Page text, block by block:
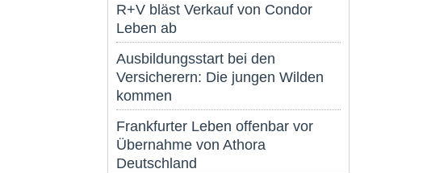
R+V bläst Verkauf von Condor
Leben ab
Ausbildungsstart bei den
Versicherern: Die jungen Wilden
kommen
Frankfurter Leben offenbar vor
Übernahme von Athora
Deutschland